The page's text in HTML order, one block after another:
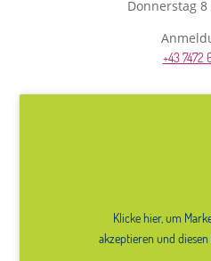
Donnerstag
+43 7472
Klicke hier, um
akzeptieren und